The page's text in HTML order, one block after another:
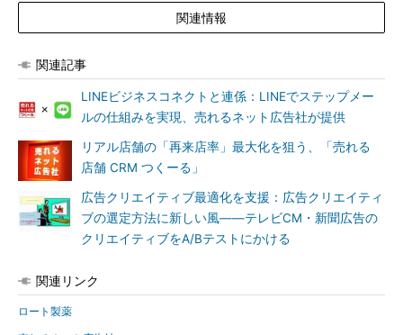
関連情報
関連記事
LINEビジネスコネクトと連係：LINEでステップメー
ルの仕組みを実現、売れるネット広告社が提供
リアル店舗の「再来店率」最大化を狙う、「売れる
店舗 CRM つくーる」
広告クリエイティブ最適化を支援：広告クリエイティ
ブの選定方法に新しい風――テレビCM・新聞広告の
クリエイティブをA/Bテストにかける
関連リンク
ロート製薬